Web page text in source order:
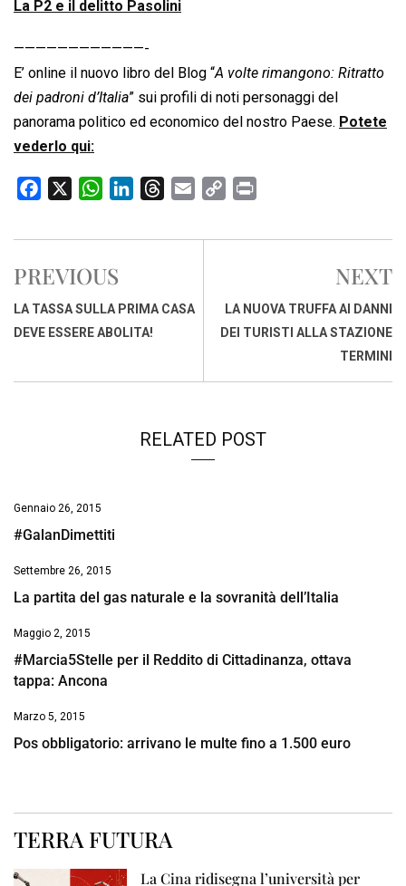
La P2 e il delitto Pasolini
————————————-
E’ online il nuovo libro del Blog “A volte rimangono: Ritratto
dei padroni d’Italia” sui profili di noti personaggi del
panorama politico ed economico del nostro Paese. Potete
vederlo qui:
c
b
o
o
W
a
s
A
p
n
d
I
r
d
a
p
i
n
i
PREVIOUS
LA TASSA SULLA PRIMA CASA
DEVE ESSERE ABOLITA!
NEXT
LA NUOVA TRUFFA AI DANNI
DEI TURISTI ALLA STAZIONE
TERMINI
RELATED POST
Gennaio 26, 2015
#GalanDimettiti
Settembre 26, 2015
La partita del gas naturale e la sovranità dell’Italia
Maggio 2, 2015
#Marcia5Stelle per il Reddito di Cittadinanza, ottava
tappa: Ancona
Marzo 5, 2015
Pos obbligatorio: arrivano le multe fino a 1.500 euro
TERRA FUTURA
La Cina ridisegna l’università per